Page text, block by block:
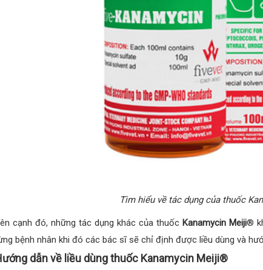
Tìm hiểu về tác dụng của thuốc
cạnh đó, những tác dụng khác của thuốc Kanamycin Meiji®
bệnh nhân khi đó các bác sĩ sẽ chỉ định được liều dùng và
dẫn về liều dùng thuốc Kanamycin Meiji®